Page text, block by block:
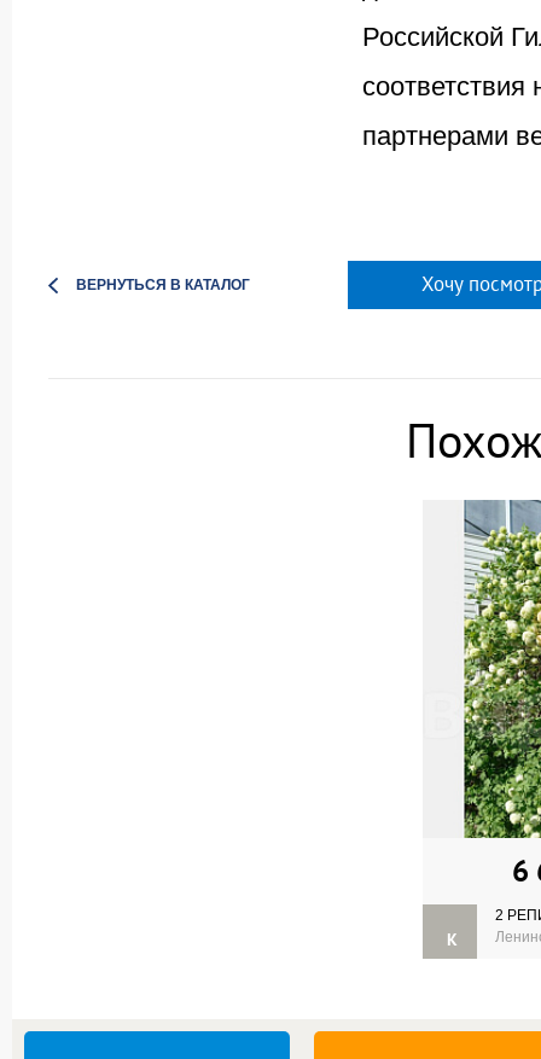
Российской
партнерами
ВЕРНУТЬСЯ В КАТАЛОГ Хочу
6
К
2